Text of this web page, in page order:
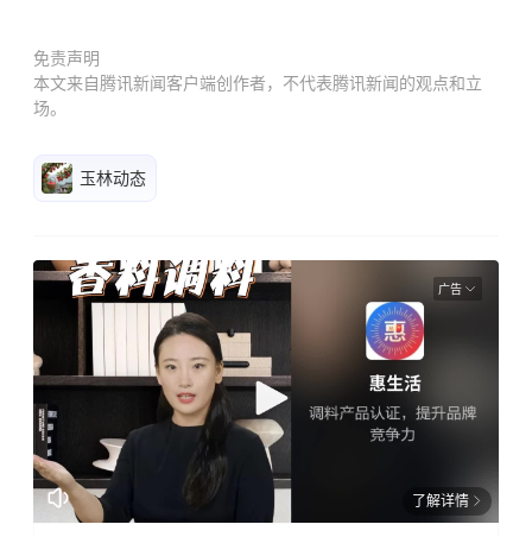
免责声明
本文来自腾讯新闻客户端创作者，不代表腾讯新闻的观点和立
场。
玉林动态
广告
了解详情